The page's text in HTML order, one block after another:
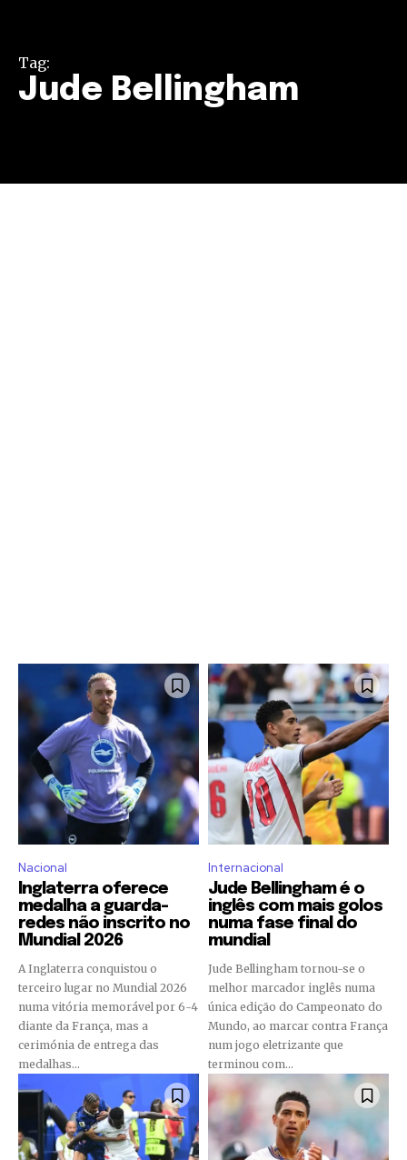
Tag:
Jude Bellingham
Nacional
Inglaterra oferece
medalha a guarda-
redes não inscrito no
Mundial 2026
A Inglaterra conquistou o
terceiro lugar no Mundial 2026
numa vitória memorável por 6-4
diante da França, mas a
cerimónia de entrega das
medalhas...
Internacional
Jude Bellingham é o
inglês com mais golos
numa fase final do
mundial
Jude Bellingham tornou-se o
melhor marcador inglês numa
única edição do Campeonato do
Mundo, ao marcar contra França
num jogo eletrizante que
terminou com...